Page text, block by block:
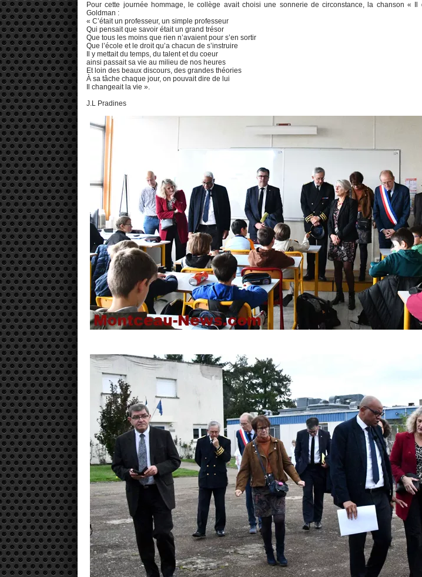
Pour cette journée hommage, le collège avait choisi une sonnerie de circonstance, la chanson «
Goldman :
« C’était un professeur, un simple professeur
Qui pensait que savoir était un grand trésor
Que tous les moins que rien n’avaient pour s’en sortir
Que l’école et le droit qu’a chacun de s’instruire
Il y mettait du temps, du talent et du coeur
ainsi passait sa vie au milieu de nos heures
Et loin des beaux discours, des grandes théories
À sa tâche chaque jour, on pouvait dire de lui
Il changeait la vie ».
J.L Pradines